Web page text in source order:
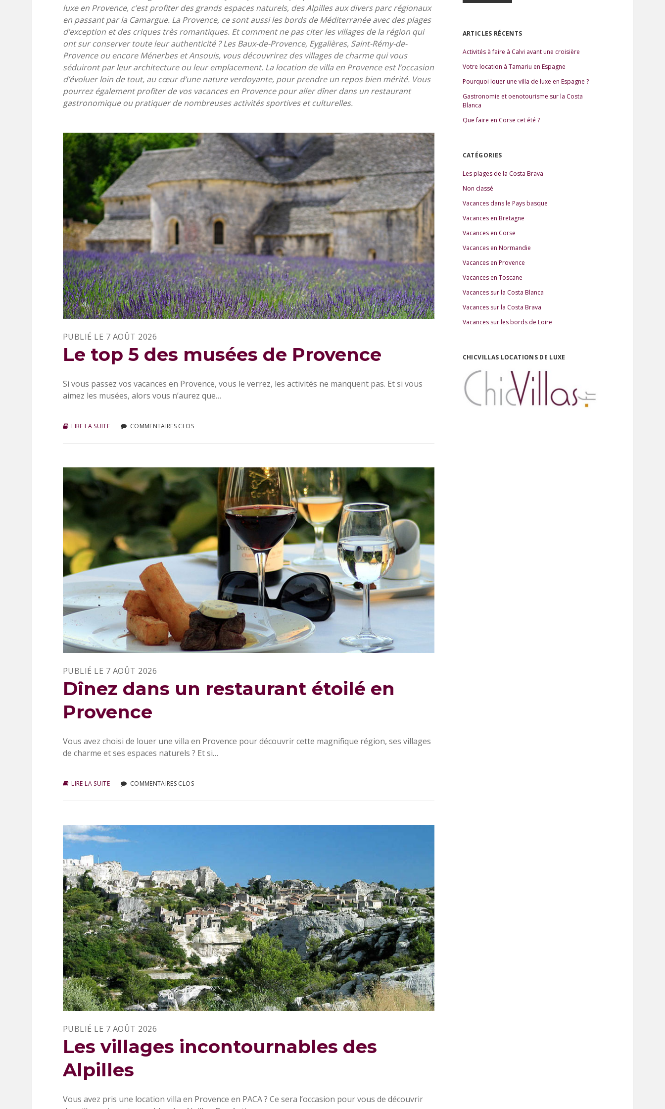
L
L
A
luxe en Provence, c’est profiter des grands espaces naturels, des Alpilles aux divers parc régionaux
en passant par la Camargue. La Provence, ce sont aussi les bords de Méditerranée avec des plages
d’exception et des criques très romantiques. Et comment ne pas citer les villages de la région qui
ont sur conserver toute leur authenticité ? Les Baux-de-Provence, Eygalières, Saint-Rémy-de-
Provence ou encore Ménerbes et Ansouis, vous découvrirez des villages de charme qui vous
séduiront par leur architecture ou leur emplacement. La location de villa en Provence est l’occasion
d’évoluer loin de tout, au cœur d’une nature verdoyante, pour prendre un repos bien mérité. Vous
pourrez également profiter de vos vacances en Provence pour aller dîner dans un restaurant
gastronomique ou pratiquer de nombreuses activités sportives et culturelles.
PUBLIÉ LE 7 AOÛT 2026
Le top 5 des musées de Provence
Si vous passez vos vacances en Provence, vous le verrez, les activités ne manquent pas. Et si vous
aimez les musées, alors vous n’aurez que…
LIRE LA SUITE
5
D
E
S
E
R
O
V
E
C
E
COMMENTAIRES CLOS
PUBLIÉ LE 7 AOÛT 2026
Dînez dans un restaurant étoilé en
Provence
Vous avez choisi de louer une villa en Provence pour découvrir cette magnifique région, ses villages
de charme et ses espaces naturels ? Et si…
LIRE LA SUITE
D
A
U
N
R
E
S
T
A
U
R
A
N
T
É
T
O
I
L
E
N
P
R
V
E
C
E
COMMENTAIRES CLOS
PUBLIÉ LE 7 AOÛT 2026
Les villages incontournables des
Alpilles
Vous avez pris une location villa en Provence en PACA ? Ce sera l’occasion pour vous de découvrir
b
r
h
r
ARTICLES RÉCENTS
Activités à faire à Calvi avant une croisière
Votre location à Tamariu en Espagne
Pourquoi louer une villa de luxe en Espagne ?
Gastronomie et oenotourisme sur la Costa
Blanca
Que faire en Corse cet été ?
CATÉGORIES
Les plages de la Costa Brava
Non classé
Vacances dans le Pays basque
Vacances en Bretagne
Vacances en Corse
Vacances en Normandie
Vacances en Provence
Vacances en Toscane
Vacances sur la Costa Blanca
Vacances sur la Costa Brava
Vacances sur les bords de Loire
CHICVILLAS LOCATIONS DE LUXE